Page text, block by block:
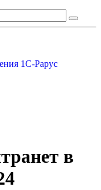
1С-Рарус
в